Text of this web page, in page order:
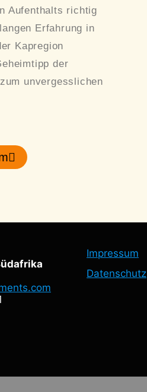
Aufenthalts richtig
Erfahrung in
Kapregion
der
unvergesslichen
Impressum
Datenschutz